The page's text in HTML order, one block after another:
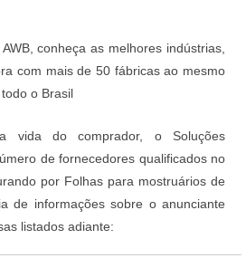
conheça as melhores indústrias,
com mais de 50 fábricas ao mesmo
o Brasil
vida do comprador, o Soluções
de fornecedores qualificados no
por Folhas para mostruários de
de informações sobre o anunciante
listados adiante: